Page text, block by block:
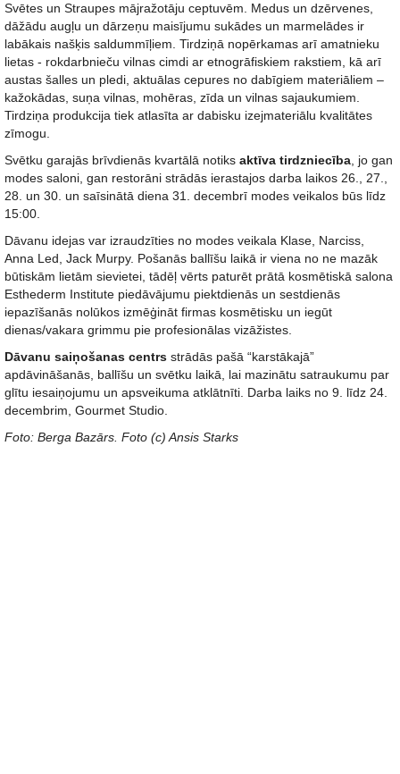
Svētes un Straupes mājražotāju ceptuvēm. Medus un dzērvenes,
dāžādu augļu un dārzeņu maisījumu sukādes un marmelādes ir
labākais našķis saldummīļiem. Tirdziņā nopērkamas arī amatnieku
lietas - rokdarbnieču vilnas cimdi ar etnogrāfiskiem rakstiem, kā arī
austas šalles un pledi, aktuālas cepures no dabīgiem materiāliem –
kažokādas, suņa vilnas, mohēras, zīda un vilnas sajaukumiem.
Tirdziņa produkcija tiek atlasīta ar dabisku izejmateriālu kvalitātes
zīmogu.
Svētku garajās brīvdienās kvartālā notiks aktīva tirdzniecība , jo gan
modes saloni, gan restorāni strādās ierastajos darba laikos 26., 27.,
28. un 30. un saīsinātā diena 31. decembrī modes veikalos būs līdz
15:00.
Dāvanu idejas var izraudzīties no modes veikala Klase, Narciss,
Anna Led, Jack Murpy. Pošanās ballīšu laikā ir viena no ne mazāk
būtiskām lietām sievietei, tādēļ vērts paturēt prātā kosmētiskā salona
Esthederm Institute piedāvājumu piektdienās un sestdienās
iepazīšanās nolūkos izmēģināt firmas kosmētisku un iegūt
dienas/vakara grimmu pie profesionālas vizāžistes.
Dāvanu saiņošanas centrs strādās pašā “karstākajā”
apdāvināšanās, ballīšu un svētku laikā, lai mazinātu satraukumu par
glītu iesaiņojumu un apsveikuma atklātnīti. Darba laiks no 9. līdz 24.
decembrim, Gourmet Studio.
Foto: Berga Bazārs. Foto (c) Ansis Starks